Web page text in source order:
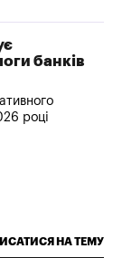
банків
році
НА ТЕМУ